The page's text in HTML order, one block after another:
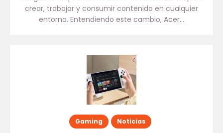
crear, trabajar y consumir contenido en cualquier
entorno. Entendiendo este cambio, Acer…
Gaming Noticias